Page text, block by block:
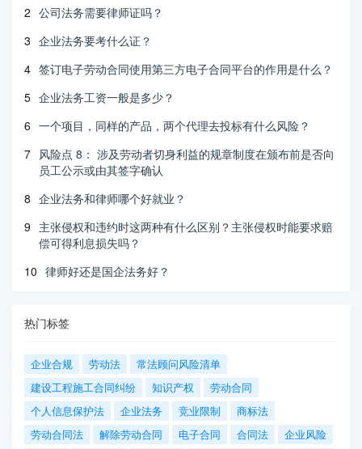
2 公司法务需要律师证吗？
3 企业法务要考什么证？
4 签订电子劳动合同使用第三方电子合同平台的作用是什么？
5 企业法务工资一般是多少？
6 一个项目，同样的产品，两个代理去投标有什么风险？
7 风险点 8： 涉及劳动者切身利益的规章制度在颁布前是否向
员工公示或由其签字确认
8 企业法务和律师哪个好就业？
9 主张侵权和违约时这两种有什么区别？主张侵权时能要求赔
偿可得利息损失吗？
10 律师好还是国企法务好？
热门标签
企业合规 劳动法
常法顾问风险清单
建设工程施工合同纠纷
知识产权
劳动合同
个人信息保护法
企业法务 竞业限制
商标法
劳动合同法
解除劳动合同 电子合同 合同法
企业风险